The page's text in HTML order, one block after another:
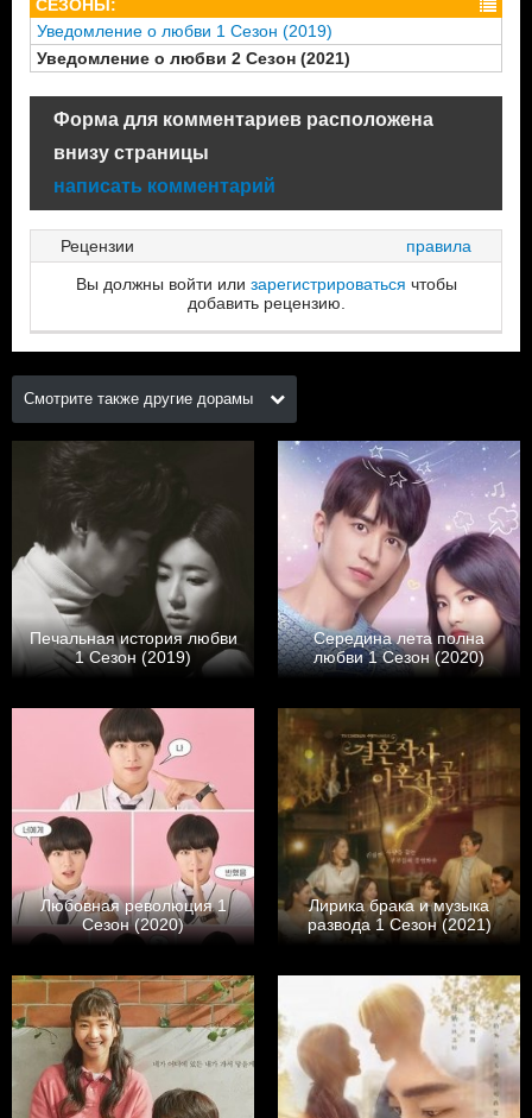
СЕЗОНЫ:
Уведомление о любви 1 Сезон (2019)
Уведомление о любви 2 Сезон (2021)
Форма для комментариев расположена
внизу страницы
написать комментарий
Рецензии
правила
Вы должны войти или зарегистрироваться чтобы
добавить рецензию.
Смотрите также другие дорамы
Печальная история любви
1 Сезон (2019)
Середина лета полна
любви 1 Сезон (2020)
Любовная революция 1
Сезон (2020)
Лирика брака и музыка
развода 1 Сезон (2021)